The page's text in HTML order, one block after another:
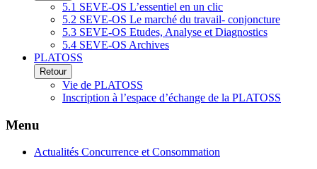
5.1 SEVE-OS L’essentiel en un clic
5.2 SEVE-OS Le marché du travail- conjoncture
5.3 SEVE-OS Etudes, Analyse et Diagnostics
5.4 SEVE-OS Archives
PLATOSS
Retour
Vie de PLATOSS
Inscription à l’espace d’échange de la PLATOSS
Menu
Actualités Concurrence et Consommation